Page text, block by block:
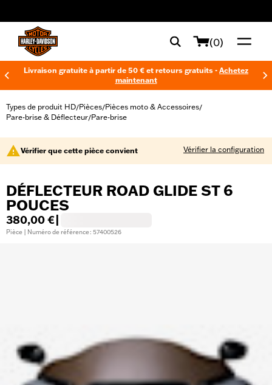
(0)
Livraison gratuite à partir de 50 € et retours gratuits - Achetez
maintenant
Types de produit HD/Pièces/Pièces moto & Accessoires/
Pare-brise & Déflecteur/Pare-brise
Vérifier que cette pièce convient Vérifier la configuration
DÉFLECTEUR ROAD GLIDE ST 6
POUCES
380,00 €
Pièce | Numéro de référence : 57400526